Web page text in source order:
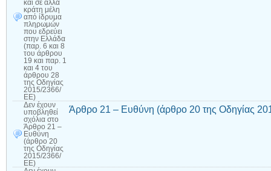
και σε άλλα
κράτη μέλη
από ίδρυμα
πληρωμών
που εδρεύει
στην Ελλάδα
(παρ. 6 και 8
του άρθρου
19 και παρ. 1
και 4 του
άρθρου 28
της Οδηγίας
2015/2366/
ΕΕ)
Δεν έχουν
υποβληθεί
σχόλια στο
Άρθρο 21 –
Ευθύνη
(άρθρο 20
της Οδηγίας
2015/2366/
ΕΕ)
Άρθρο 21 – Ευθύνη (άρθρο 20 της Οδηγίας